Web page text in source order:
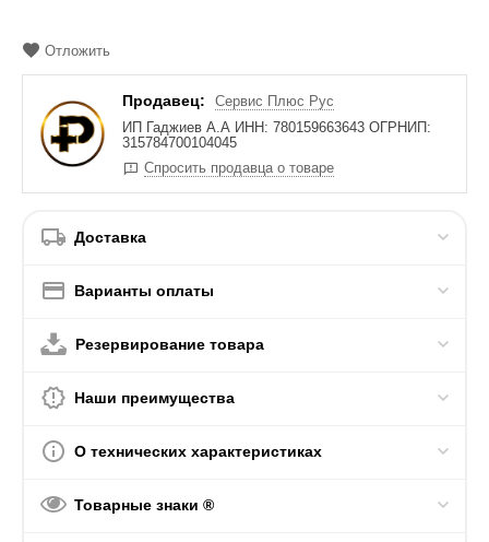
Отложить
Продавец:
Сервис Плюс Рус
ИП Гаджиев А.А ИНН: 780159663643 ОГРНИП:
315784700104045
Спросить продавца о товаре
Доставка
Варианты оплаты
Резервирование товара
Наши преимущества
О технических характеристиках
Товарные знаки ®